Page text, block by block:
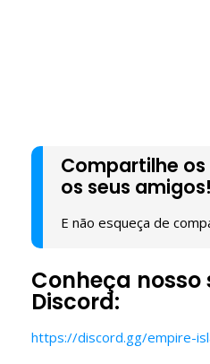
Compartilhe
os seus amigos!
E não esqueça de
Conheça nosso
Discord:
https://discord.gg/empire-